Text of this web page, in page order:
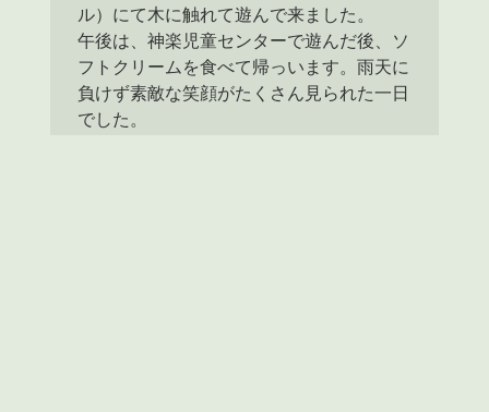
ル）にて木に触れて遊んで来ました。
午後は、神楽児童センターで遊んだ後、ソ
フトクリームを食べて帰っいます。雨天に
負けず素敵な笑顔がたくさん見られた一日